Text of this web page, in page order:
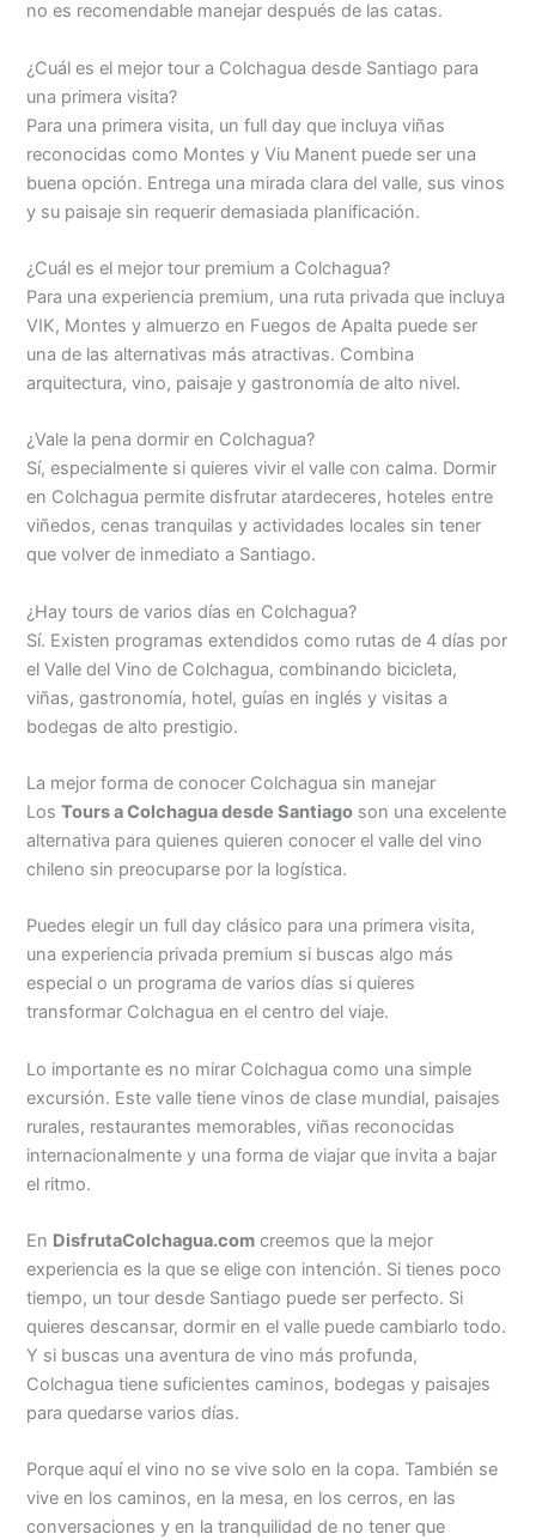
no es recomendable manejar después de las catas.
¿Cuál es el mejor tour a Colchagua desde Santiago para
una primera visita?
Para una primera visita, un full day que incluya viñas
reconocidas como Montes y Viu Manent puede ser una
buena opción. Entrega una mirada clara del valle, sus vinos
y su paisaje sin requerir demasiada planificación.
¿Cuál es el mejor tour premium a Colchagua?
Para una experiencia premium, una ruta privada que incluya
VIK, Montes y almuerzo en Fuegos de Apalta puede ser
una de las alternativas más atractivas. Combina
arquitectura, vino, paisaje y gastronomía de alto nivel.
¿Vale la pena dormir en Colchagua?
Sí, especialmente si quieres vivir el valle con calma. Dormir
en Colchagua permite disfrutar atardeceres, hoteles entre
viñedos, cenas tranquilas y actividades locales sin tener
que volver de inmediato a Santiago.
¿Hay tours de varios días en Colchagua?
Sí. Existen programas extendidos como rutas de 4 días por
el Valle del Vino de Colchagua, combinando bicicleta,
viñas, gastronomía, hotel, guías en inglés y visitas a
bodegas de alto prestigio.
La mejor forma de conocer Colchagua sin manejar
LosTours a Colchagua desde Santiago son una excelente
alternativa para quienes quieren conocer el valle del vino
chileno sin preocuparse por la logística.
Puedes elegir un full day clásico para una primera visita,
una experiencia privada premium si buscas algo más
especial o un programa de varios días si quieres
transformar Colchagua en el centro del viaje.
Lo importante es no mirar Colchagua como una simple
excursión. Este valle tiene vinos de clase mundial, paisajes
rurales, restaurantes memorables, viñas reconocidas
internacionalmente y una forma de viajar que invita a bajar
el ritmo.
En DisfrutaColchagua.com creemos que la mejor
experiencia es la que se elige con intención. Si tienes poco
tiempo, un tour desde Santiago puede ser perfecto. Si
quieres descansar, dormir en el valle puede cambiarlo todo.
Y si buscas una aventura de vino más profunda,
Colchagua tiene suficientes caminos, bodegas y paisajes
para quedarse varios días.
Porque aquí el vino no se vive solo en la copa. También se
vive en los caminos, en la mesa, en los cerros, en las
conversaciones y en la tranquilidad de no tener que